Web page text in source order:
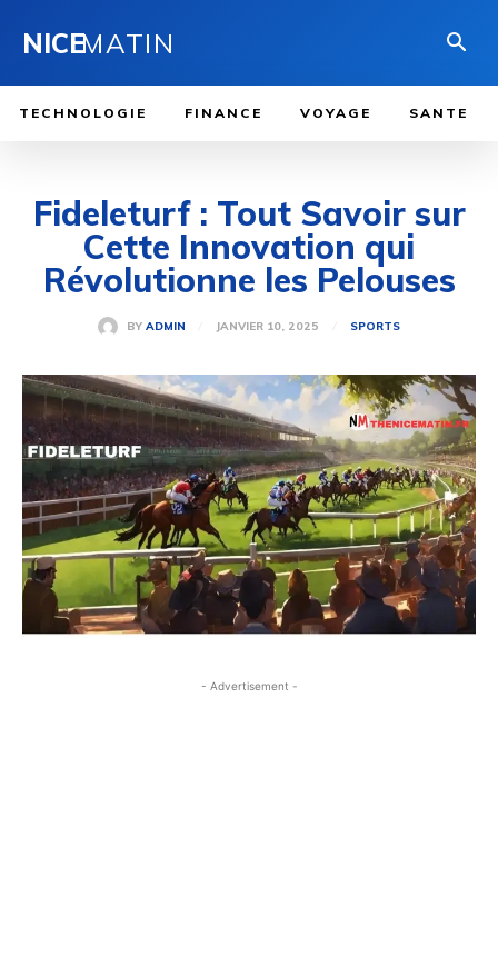
NICEMATIN
TECHNOLOGIE FINANCE VOYAGE SANTE
Fideleturf : Tout Savoir sur
Cette Innovation qui
Révolutionne les Pelouses
BY ADMIN JANVIER 10, 2025 SPORTS
- Advertisement -